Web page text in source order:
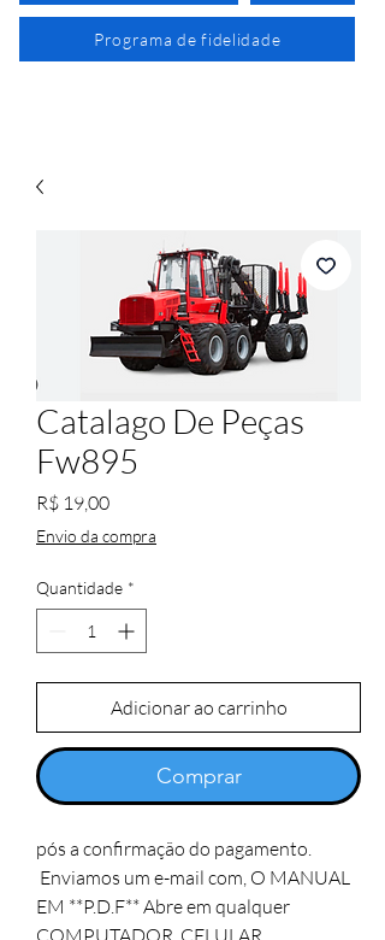
Programa de fidelidade
Catalago De Peças
Fw895
R$ 19,00Preço
Envio da compra
Quantidade *
Adicionar ao carrinho
Comprar
pós a confirmação do pagamento.
Enviamos um e-mail com, O MANUAL
EM **P.D.F** Abre em qualquer
COMPUTADOR, CELULAR ,